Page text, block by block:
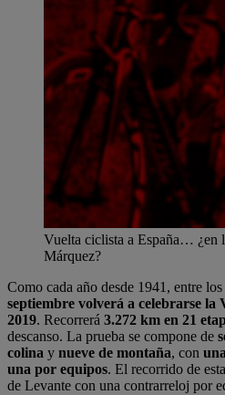
Vuelta ciclista a España… ¿en
Márquez?
Como cada año desde 1941, entre
septiembre volverá a celebrarse la
2019. Recorrerá 3.272 km en 21
descanso. La prueba se compone de
colina y nueve de montaña, con
una por equipos. El recorrido de
de Levante con una contrarreloj por